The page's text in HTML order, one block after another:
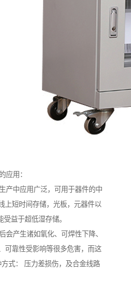
应用：
产中应用广泛，可用于器件的中
上短时间存储，光板，元器件以
受益于超低湿存储。
会产生诸如氧化、可焊性下降、
可靠性受影响等很多危害，而这
式： 压力差损伤，及合金线路